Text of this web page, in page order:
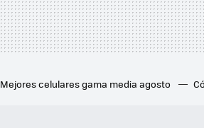
Mejores celulares gama media agosto